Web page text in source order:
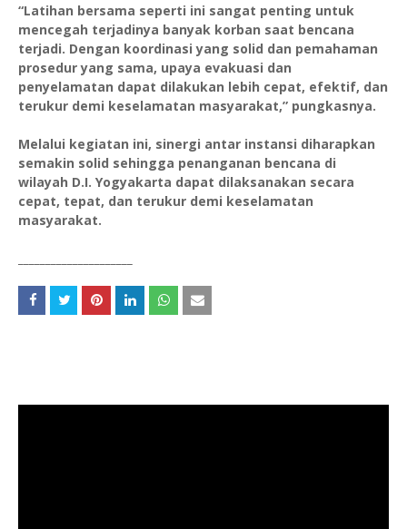
“Latihan bersama seperti ini sangat penting untuk
mencegah terjadinya banyak korban saat bencana
terjadi. Dengan koordinasi yang solid dan pemahaman
prosedur yang sama, upaya evakuasi dan
penyelamatan dapat dilakukan lebih cepat, efektif, dan
terukur demi keselamatan masyarakat,” pungkasnya.
Melalui kegiatan ini, sinergi antar instansi diharapkan
semakin solid sehingga penanganan bencana di
wilayah D.I. Yogyakarta dapat dilaksanakan secara
cepat, tepat, dan terukur demi keselamatan
masyarakat.